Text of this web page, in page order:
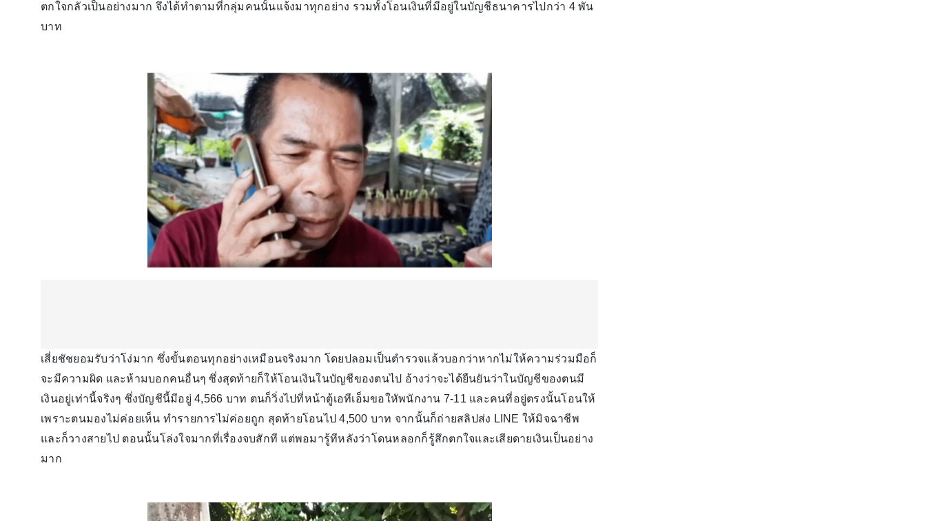
ตกใจกลัวเป็นอย่างมาก จึงได้ทำตามที่กลุ่มคนนั้นแจ้งมาทุกอย่าง รวมทั้งโอนเงินที่มีอยู่ในบัญชีธนาคารไปกว่า 4 พัน
บาท
เสี่ยชัชยอมรับว่าโง่มาก ซึ่งขั้นตอนทุกอย่างเหมือนจริงมาก โดยปลอมเป็นตำรวจแล้วบอกว่าหากไม่ให้ความร่วมมือก็
จะมีความผิด และห้ามบอกคนอื่นๆ ซึ่งสุดท้ายก็ให้โอนเงินในบัญชีของตนไป อ้างว่าจะได้ยืนยันว่าในบัญชีของตนมี
เงินอยู่เท่านี้จริงๆ ซึ่งบัญชีนี้มีอยู่ 4,566 บาท ตนก็วิ่งไปที่หน้าตู้เอทีเอ็มขอใหัพนักงาน 7-11 และคนที่อยู่ตรงนั้นโอนให้
เพราะตนมองไม่ค่อยเห็น ทำรายการไม่ค่อยถูก สุดท้ายโอนไป 4,500 บาท จากนั้นก็ถ่ายสลิปส่ง LINE ให้มิจฉาชีพ
และก็วางสายไป ตอนนั้นโล่งใจมากที่เรื่องจบสักที แต่พอมารู้ทีหลังว่าโดนหลอกก็รู้สึกตกใจและเสียดายเงินเป็นอย่าง
มาก